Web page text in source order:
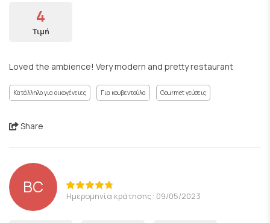
4
Τιμή
Loved the ambience! Very modern and pretty restaurant
Κατάλληλο για οικογένειες Για κουβεντούλα Gourmet γεύσεις
Share
BC Ημερομηνία κράτησης: 09/05/2023